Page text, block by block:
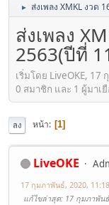
► ส่งเพลง XMKL งวด
ส่งเพลง
2563(ปีที่
เริ่มโดย LiveOKE,
0 สมาชิก และ 1 ผู้มาเ
ลง หน้า 1
LiveOKE
17 กุมภาพันธ์, 2020,
แก้ไขล่าสุด: 17 กุมภาพัน